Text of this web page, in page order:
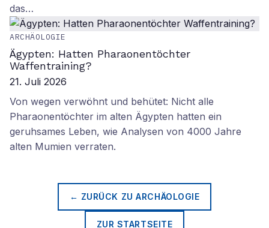
das…
ARCHÄOLOGIE
Ägypten: Hatten Pharaonentöchter
Waffentraining?
21. Juli 2026
Von wegen verwöhnt und behütet: Nicht alle
Pharaonentöchter im alten Ägypten hatten ein
geruhsames Leben, wie Analysen von 4000 Jahre
alten Mumien verraten.
← ZURÜCK ZUARCHÄOLOGIE
ZUR STARTSEITE